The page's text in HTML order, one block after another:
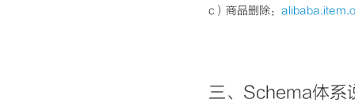
c）商品删除：
三、Schema体系